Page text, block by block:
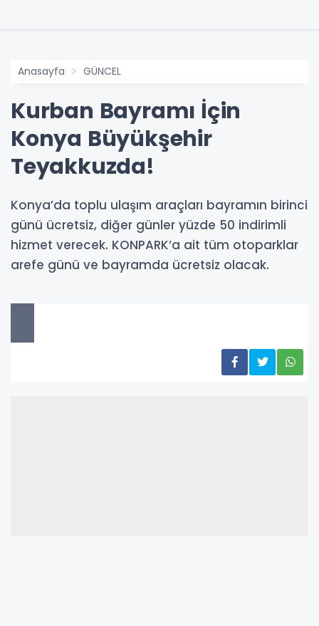
Anasayfa GÜNCEL
Kurban Bayramı İçin
Konya Büyükşehir
Teyakkuzda!
Konya’da toplu ulaşım araçları bayramın birinci
günü ücretsiz, diğer günler yüzde 50 indirimli
hizmet verecek. KONPARK’a ait tüm otoparklar
arefe günü ve bayramda ücretsiz olacak.